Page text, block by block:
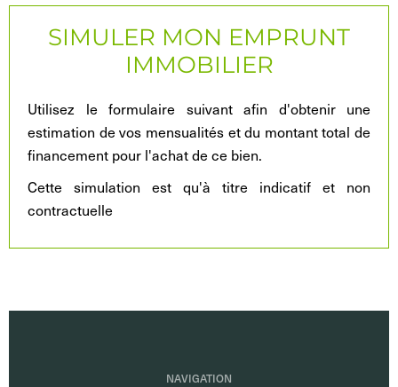
SIMULER MON EMPRUNT
IMMOBILIER
Utilisez le formulaire suivant afin d'obtenir une
estimation de vos mensualités et du montant total de
financement pour l'achat de ce bien.
Cette simulation est qu'à titre indicatif et non
contractuelle
NAVIGATION